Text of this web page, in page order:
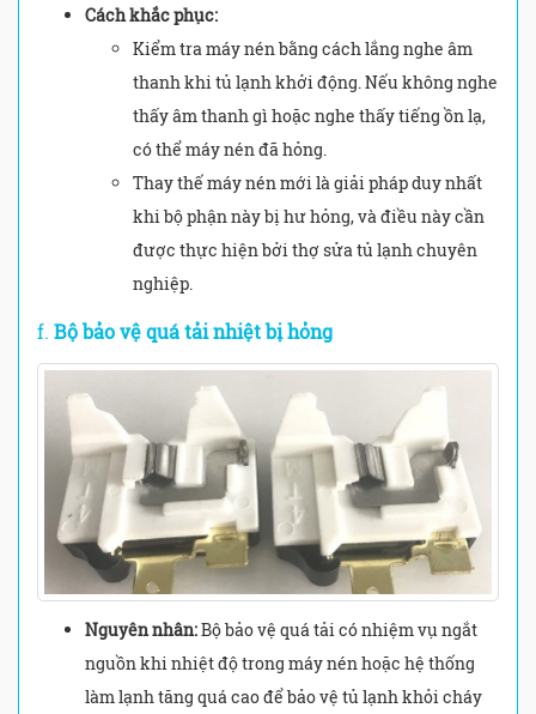
Cách khắc phục:
Kiểm tra máy nén bằng cách lắng nghe âm
thanh khi tủ lạnh khởi động. Nếu không nghe
thấy âm thanh gì hoặc nghe thấy tiếng ồn lạ,
có thể máy nén đã hỏng.
Thay thế máy nén mới là giải pháp duy nhất
khi bộ phận này bị hư hỏng, và điều này cần
được thực hiện bởi thợ sửa tủ lạnh chuyên
nghiệp.
f. Bộ bảo vệ quá tải nhiệt bị hỏng
Nguyên nhân:Bộ bảo vệ quá tải có nhiệm vụ ngắt
nguồn khi nhiệt độ trong máy nén hoặc hệ thống
làm lạnh tăng quá cao để bảo vệ tủ lạnh khỏi cháy